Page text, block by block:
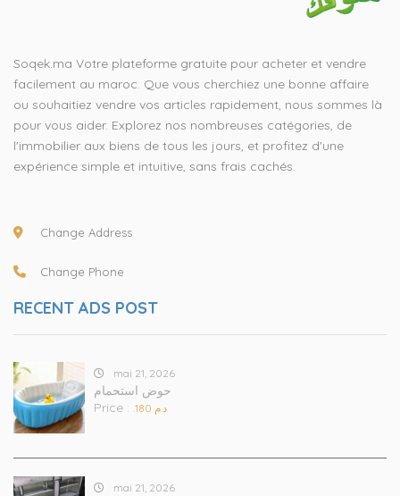
Soqek.ma Votre plateforme gratuite pour acheter et vendre
facilement au maroc. Que vous cherchiez une bonne affaire
ou souhaitiez vendre vos articles rapidement, nous sommes là
pour vous aider. Explorez nos nombreuses catégories, de
l'immobilier aux biens de tous les jours, et profitez d'une
expérience simple et intuitive, sans frais cachés.
Change Address
Change Phone
RECENT ADS POST
mai 21, 2026
حوض استحمام
Price :
.د.م 180
mai 21, 2026